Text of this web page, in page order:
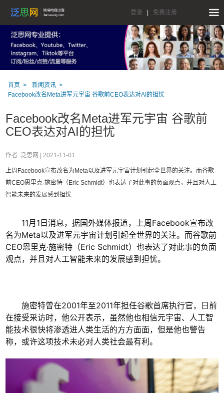
登录 免费注册
首页
新闻资讯
Facebook改名Meta进军元宇宙 谷歌前CEO表达对AI的担忧
Facebook改名Meta进军元宇宙 谷歌前
CEO表达对AI的担忧
作者: 泛思网 | 2021-11-01
上周Facebook宣布改名为Meta以及进军元宇宙计划引起全世界的关注。而谷歌
前CEO恩里克·施密特（Eric Schmidt）也表达了对此事的负面观点，并且对人工
智能未来的发展感到担忧
11月1日消息，据国外媒体报道，上周Facebook宣布改
名为Meta以及进军元宇宙计划引起全世界的关注。而谷歌前
CEO恩里克·施密特（Eric Schmidt）也表达了对此事的负面
观点，并且对人工智能未来的发展感到担忧。
施密特曾在2001年至2011年担任谷歌首席执行官，日前
在接受采访时，他公开表示，虽然他也相信元宇宙、人工智
能技术很快将渗透进人类生活的方方面面，但是他也警告
称，或许这项技术未必对人类社会最有利。